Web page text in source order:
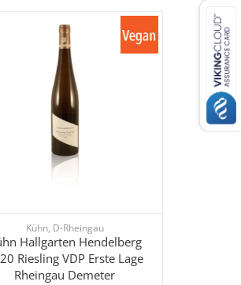
Kühn, D-Rheingau
Hallgarten Hendelberg
Riesling VDP Erste Lage
Rheingau Demeter